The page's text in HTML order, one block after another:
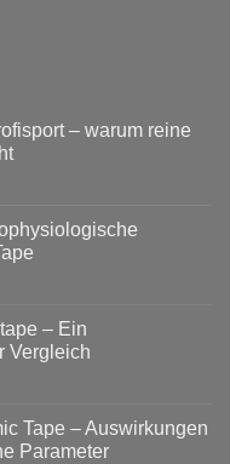
– warum reine
– Ein
Vergleich
Tape – Auswirkungen
Parameter